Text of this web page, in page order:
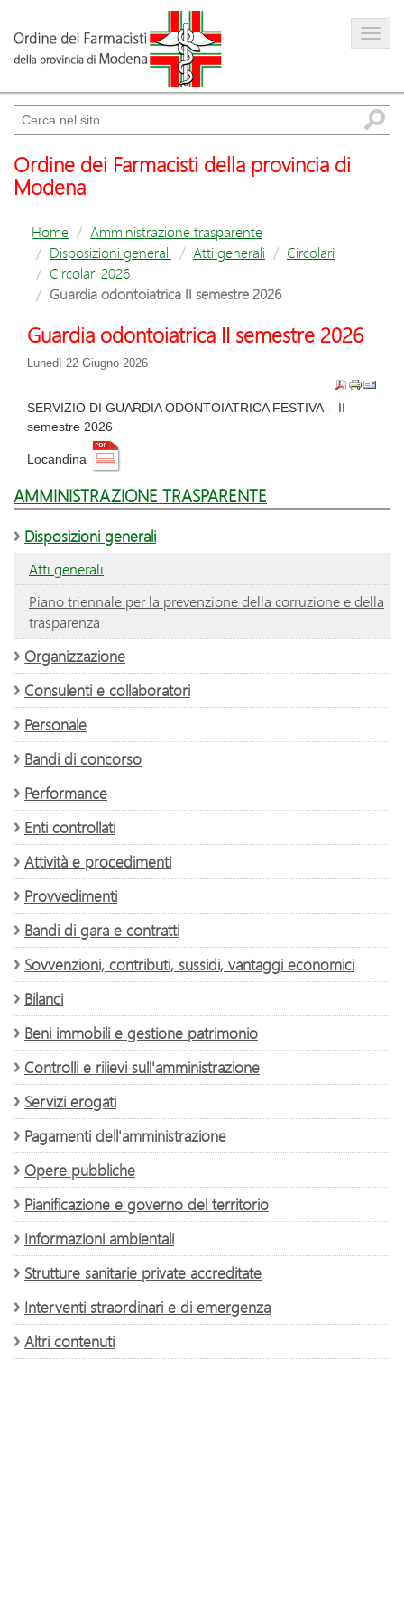
Amministrazione trasparente
Cerca
Ordine dei Farmacisti della provincia di
Modena
Home
Amministrazione trasparente
Disposizioni generali
Atti generali
Circolari
Circolari 2026
Guardia odontoiatrica II semestre 2026
Guardia odontoiatrica II semestre 2026
Lunedì 22 Giugno 2026
SERVIZIO DI GUARDIA ODONTOIATRICA FESTIVA - II
semestre 2026
Locandina
AMMINISTRAZIONE TRASPARENTE
Disposizioni generali
Atti generali
Piano triennale per la prevenzione della corruzione e della
trasparenza
Organizzazione
Consulenti e collaboratori
Personale
Bandi di concorso
Performance
Enti controllati
Attività e procedimenti
Provvedimenti
Bandi di gara e contratti
Sovvenzioni, contributi, sussidi, vantaggi economici
Bilanci
Beni immobili e gestione patrimonio
Controlli e rilievi sull'amministrazione
Servizi erogati
Pagamenti dell'amministrazione
Opere pubbliche
Pianificazione e governo del territorio
Informazioni ambientali
Strutture sanitarie private accreditate
Interventi straordinari e di emergenza
Altri contenuti